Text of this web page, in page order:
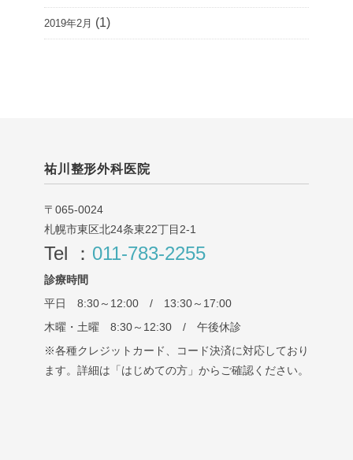
2019年2月 (1)
祐川整形外科医院
〒065-0024
札幌市東区北24条東22丁目2-1
Tel ： 011-783-2255
診療時間
平日 8:30～12:00 / 13:30～17:00
木曜・土曜 8:30～12:30 / 午後休診
※各種クレジットカード、コード決済に対応しており
ます。詳細は「はじめての方」からご確認ください。